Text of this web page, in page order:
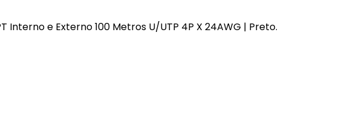
Interno e Externo 100 Metros U/UTP 4P X 24AWG | Preto.